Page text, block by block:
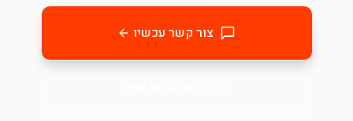
צור קשר עכשיו